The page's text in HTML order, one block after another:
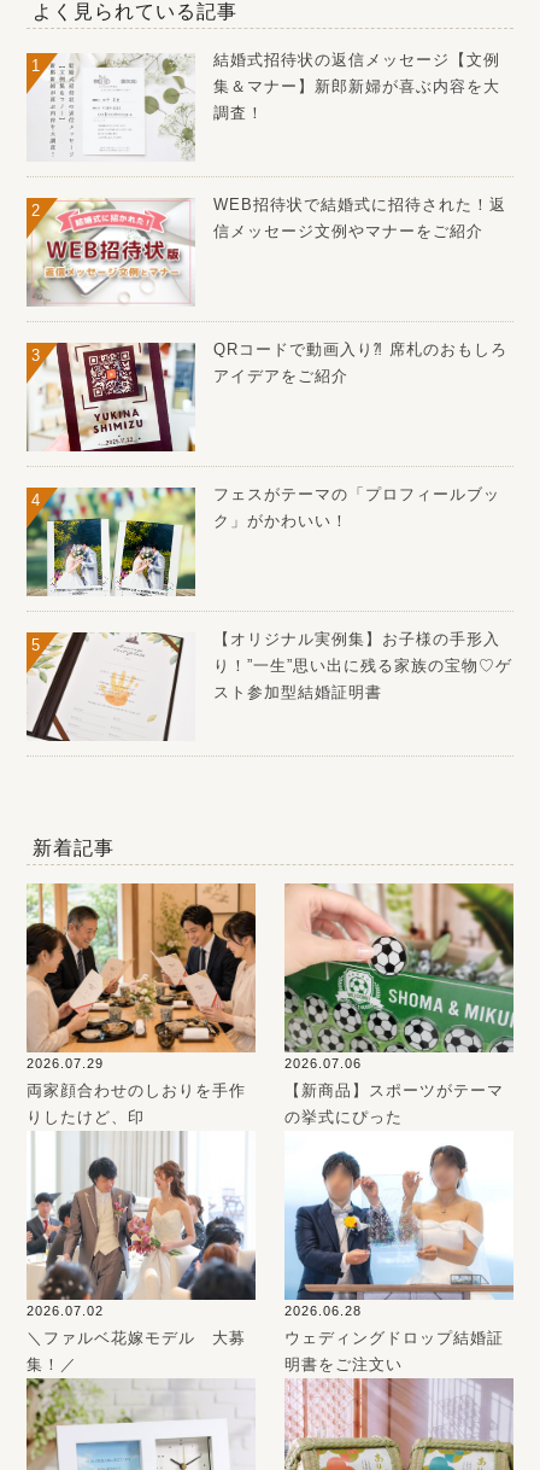
よく見られている記事
結婚式招待状の返信メッセージ【文例
集＆マナー】新郎新婦が喜ぶ内容を大
調査！
WEB招待状で結婚式に招待された！返
信メッセージ文例やマナーをご紹介
QRコードで動画入り⁈ 席札のおもしろ
アイデアをご紹介
フェスがテーマの「プロフィールブッ
ク」がかわいい！
【オリジナル実例集】お子様の手形入
り！”一生”思い出に残る家族の宝物♡ゲ
スト参加型結婚証明書
新着記事
2026.07.29
両家顔合わせのしおりを手作
りしたけど、印
2026.07.06
【新商品】スポーツがテーマ
の挙式にぴった
2026.07.02
＼ファルベ花嫁モデル 大募
集！／
2026.06.28
ウェディングドロップ結婚証
明書をご注文い